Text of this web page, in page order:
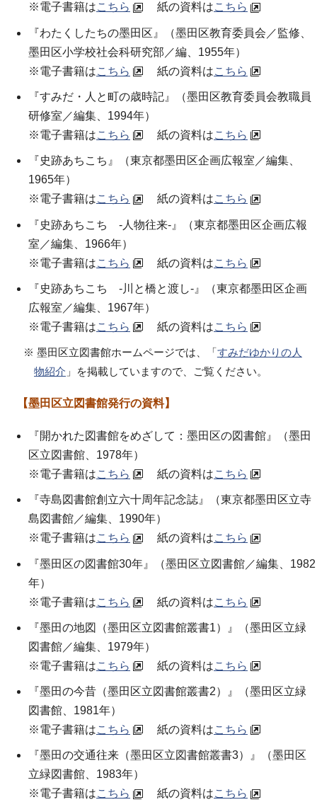
※電子書籍はこちら 紙の資料はこちら
『わたくしたちの墨田区』（墨田区教育委員会／監修、
墨田区小学校社会科研究部／編、1955年）
※電子書籍はこちら 紙の資料はこちら
『すみだ・人と町の歳時記』（墨田区教育委員会教職員
研修室／編集、1994年）
※電子書籍はこちら 紙の資料はこちら
『史跡あちこち』（東京都墨田区企画広報室／編集、
1965年）
※電子書籍はこちら 紙の資料はこちら
『史跡あちこち -人物往来-』（東京都墨田区企画広報
室／編集、1966年）
※電子書籍はこちら 紙の資料はこちら
『史跡あちこち -川と橋と渡し-』（東京都墨田区企画
広報室／編集、1967年）
※電子書籍はこちら 紙の資料はこちら
※ 墨田区立図書館ホームページでは、「すみだゆかりの人
物紹介 」を掲載していますので、ご覧ください。
【墨田区立図書館発行の資料】
『開かれた図書館をめざして：墨田区の図書館』（墨田
区立図書館、1978年）
※電子書籍はこちら 紙の資料はこちら
『寺島図書館創立六十周年記念誌』（東京都墨田区立寺
島図書館／編集 、1990年）
※電子書籍はこちら 紙の資料はこちら
『墨田区の図書館30年』（墨田区立図書館／編集 、1982
年）
※電子書籍はこちら 紙の資料はこちら
『墨田の地図（墨田区立図書館叢書1）』（墨田区立緑
図書館／編集 、1979年）
※電子書籍はこちら 紙の資料はこちら
『墨田の今昔（墨田区立図書館叢書2）』（墨田区立緑
図書館 、1981年）
※電子書籍はこちら 紙の資料はこちら
『墨田の交通往来（墨田区立図書館叢書3）』（墨田区
立緑図書館 、1983年）
※電子書籍はこちら 紙の資料はこちら